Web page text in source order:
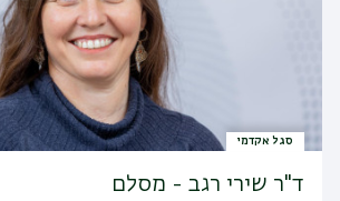
סגל אקדמי
ד"ר שירי רגב - מסלם